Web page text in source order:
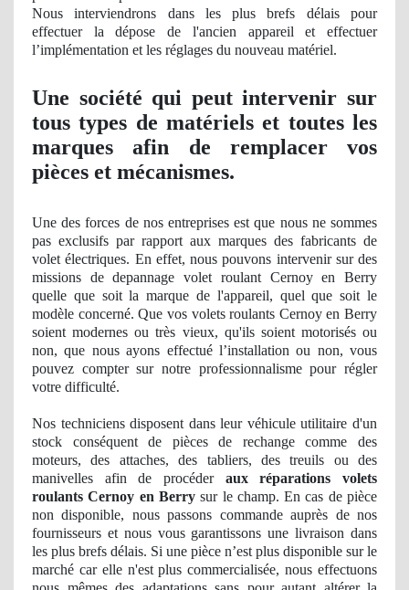
Nous interviendrons dans les plus brefs délais pour
effectuer la dépose de l'ancien appareil et effectuer
l’implémentation et les réglages du nouveau matériel.
Une société qui peut intervenir sur
tous types de matériels et toutes les
marques afin de remplacer vos
pièces et mécanismes.
Une des forces de nos entreprises est que nous ne sommes
pas exclusifs par rapport aux marques des fabricants de
volet électriques. En effet, nous pouvons intervenir sur des
missions de depannage volet roulant Cernoy en Berry
quelle que soit la marque de l'appareil, quel que soit le
modèle concerné. Que vos volets roulants Cernoy en Berry
soientmodernes ou très vieux, qu'ils soient motorisés ou
non, que nous ayons effectué l’installation ou non, vous
pouvez compter sur notre professionnalisme pour régler
votre difficulté.
Nos techniciens disposent dans leur véhicule utilitaire d'un
stock conséquentde pièces de rechange comme des
moteurs, des attaches, des tabliers, des treuils ou des
manivelles afin de procéder aux réparations volets
roulants Cernoy en Berrysur le champ. En cas de pièce
non disponible, nous passons commande auprès de nos
fournisseurs et nous vous garantissons une livraison dans
les plus brefs délais. Si une pièce n’est plus disponible sur le
marché car elle n'est pluscommercialisée, nous effectuons